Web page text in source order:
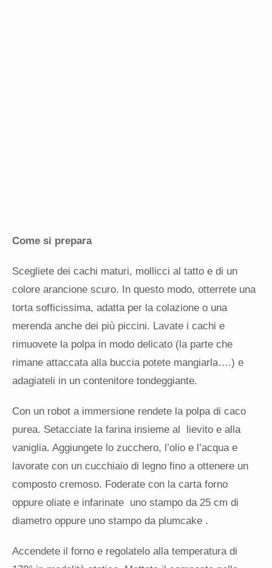
Come si prepara
Scegliete dei cachi maturi, mollicci al tatto e di un
colore arancione scuro. In questo modo, otterrete una
torta sofficissima, adatta per la colazione o una
merenda anche dei più piccini. Lavate i cachi e
rimuovete la polpa in modo delicato (la parte che
rimane attaccata alla buccia potete mangiarla….) e
adagiateli in un contenitore tondeggiante.
Con un robot a immersione rendete la polpa di caco
purea. Setacciate la farina insieme al lievito e alla
vaniglia. Aggiungete lo zucchero, l’olio e l’acqua e
lavorate con un cucchiaio di legno fino a ottenere un
composto cremoso. Foderate con la carta forno
oppure oliate e infarinate uno stampo da 25 cm di
diametro oppure uno stampo da plumcake .
Accendete il forno e regolatelo alla temperatura di